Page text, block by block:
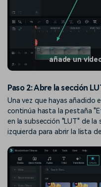
añade un
Paso 2: Abre la sección
Una vez que hayas añadido
continúa hasta la pestaña
en la subsección "LUT" de la
izquierda para abrir la lista